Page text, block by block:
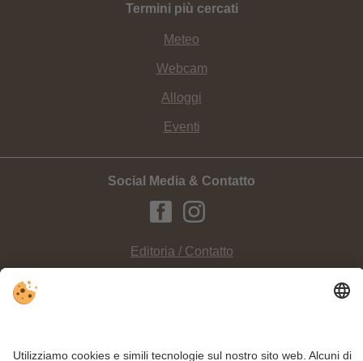
Termini più cercati
Meteo
Webcam
Alloggi
Eventi
Social Media & Contatto
Editoria / Contatto